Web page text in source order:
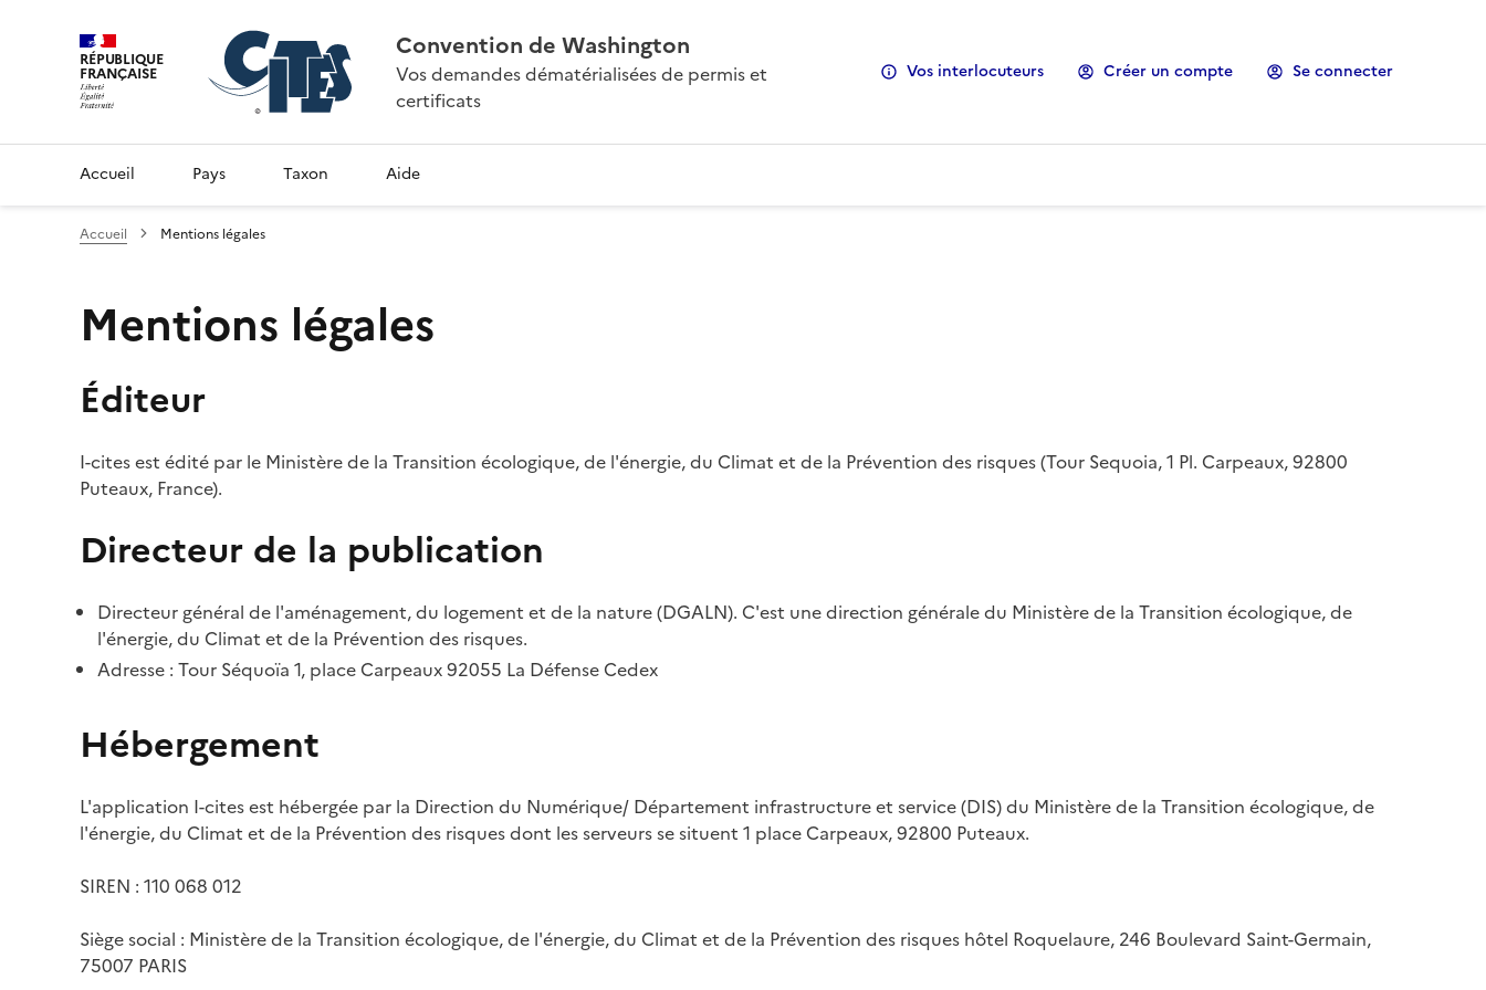
RÉPUBLIQUE
FRANÇAISE
Convention de Washington
Vos demandes dématérialisées de permis et
certificats
Vos interlocuteurs Créer un compte Se connecter
Accueil Pays Taxon Aide
Accueil Mentions légales
Mentions légales
Éditeur
I-cites est édité par le Ministère de la Transition écologique, de l'énergie, du Climat et de la Prévention des risques (Tour Sequoia, 1 Pl. Carpeaux, 92800
Puteaux, France).
Directeur de la publication
Directeur général de l'aménagement, du logement et de la nature (DGALN). C'est une direction générale du Ministère de la Transition écologique, de
l'énergie, du Climat et de la Prévention des risques.
Adresse : Tour Séquoïa 1, place Carpeaux 92055 La Défense Cedex
Hébergement
L'application I-cites est hébergée par la Direction du Numérique/ Département infrastructure et service (DIS) du Ministère de la Transition écologique, de
l'énergie, du Climat et de la Prévention des risques dont les serveurs se situent 1 place Carpeaux, 92800 Puteaux.
SIREN : 110 068 012
Siège social : Ministère de la Transition écologique, de l'énergie, du Climat et de la Prévention des risques hôtel Roquelaure, 246 Boulevard Saint-Germain,
75007 PARIS